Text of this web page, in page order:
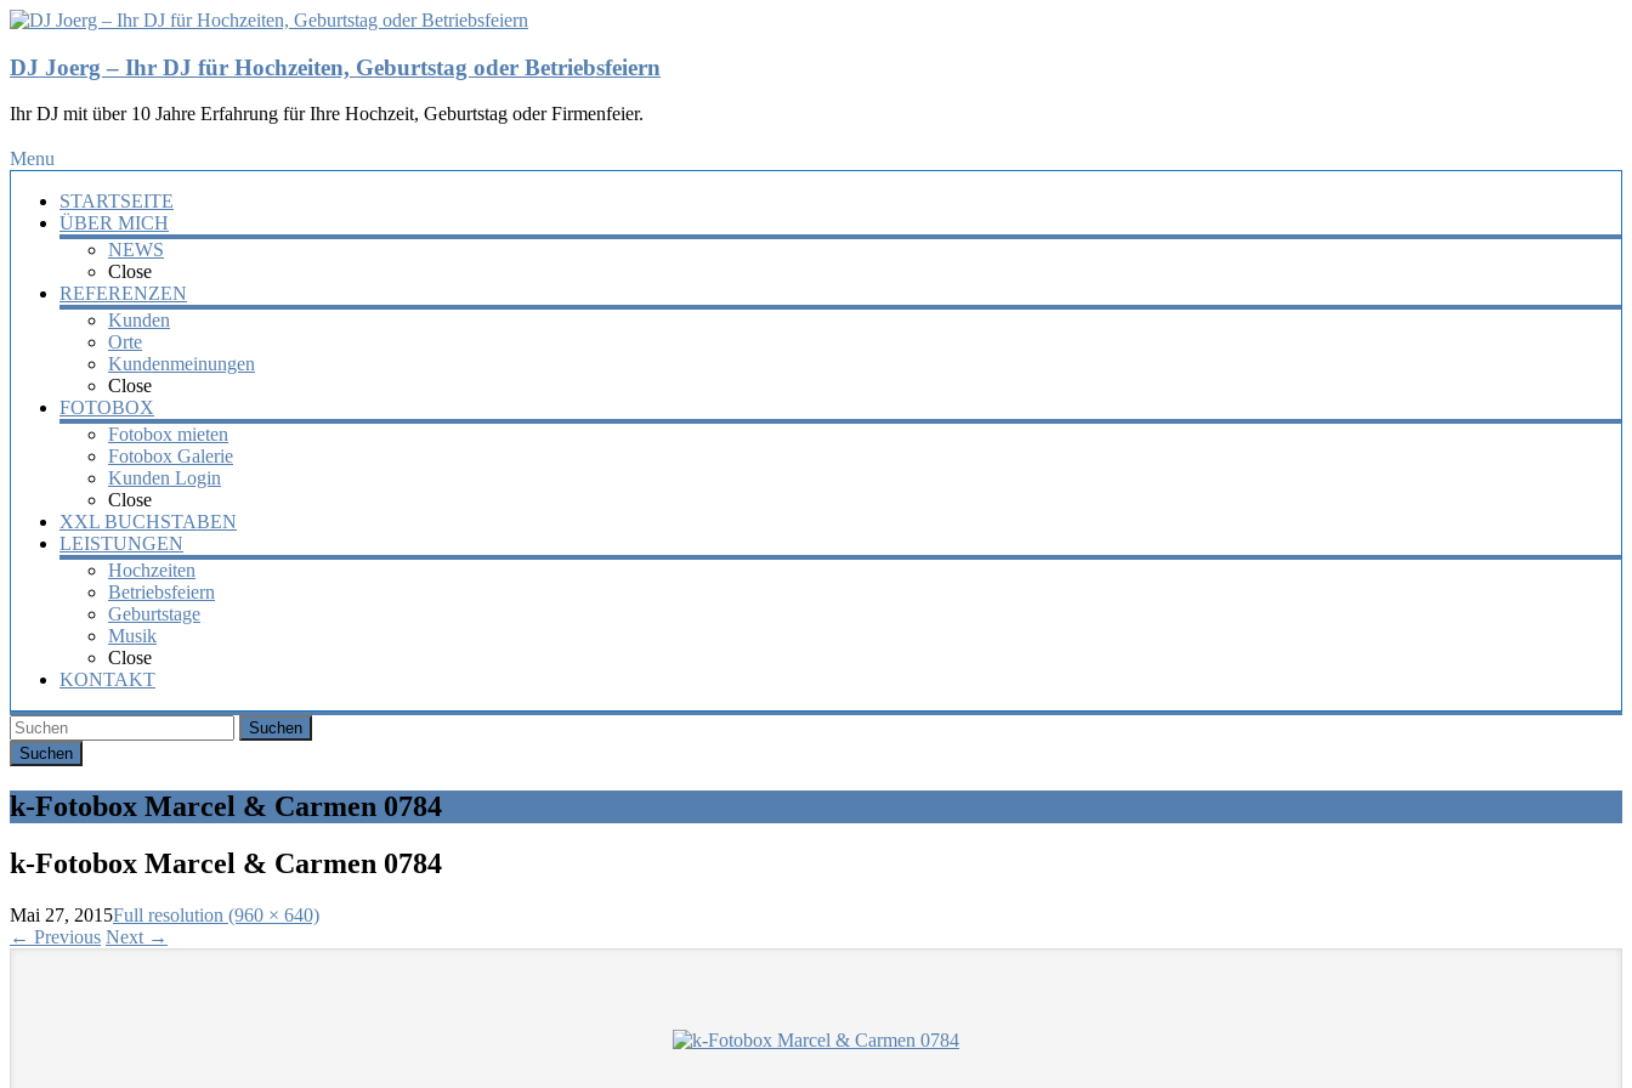
DJ Joerg – Ihr DJ für Hochzeiten, Geburtstag oder Betriebsfeiern
Ihr DJ mit über 10 Jahre Erfahrung für Ihre Hochzeit, Geburtstag oder Firmenfeier.
Menu
STARTSEITE
ÜBER MICH
NEWS
Close
REFERENZEN
Kunden
Orte
Kundenmeinungen
Close
FOTOBOX
Fotobox mieten
Fotobox Galerie
Kunden Login
Close
XXL BUCHSTABEN
LEISTUNGEN
Hochzeiten
Betriebsfeiern
Geburtstage
Musik
Close
KONTAKT
Suchen
k-Fotobox Marcel & Carmen 0784
k-Fotobox Marcel & Carmen 0784
Mai 27, 2015Full resolution (960 × 640)
← Previous Next →